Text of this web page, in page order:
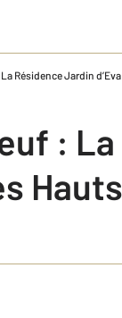
Résidence Jardin
:
Hauts